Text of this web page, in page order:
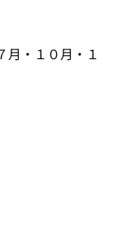
月・１０月・１